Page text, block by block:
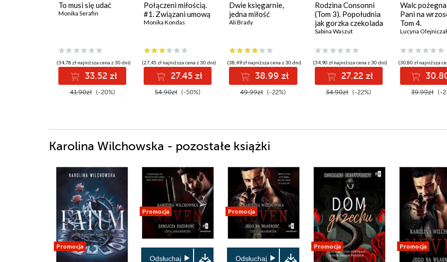
To musi się udać
Monika Serafin
(34,78 zł najniższa cena z 30 dni)
33.52 zł
41.90zł (-20%)
Połączeni miłością.
#1. Związani umową
Monika Kondas
(27,45 zł najniższa cena z 30 dni)
27.45 zł
54.90zł (-50%)
Dwie księgarnie,
jedna miłość
Ali Brady
(38,49 zł najniższa cena z 30 dni)
38.99 zł
49.99zł (-22%)
Rodzina Consonni
(Tom 3). Popołudnia
jak gorzka czekolada
Sabina Waszut
(34,90 zł najniższa cena z 30 dni)
27.22 zł
34.90zł (-22%)
Walc
Pani na
Tom 4.
Lucyna
(30,80 zł najniższa
39.99zł (-
Karolina Wilchowska - pozostałe książki
Promocja
Promocja
Odsłuchaj
Promocja
Odsłuchaj
Promocja Promocja